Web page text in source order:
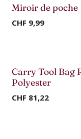
Nouveau !
Miroir de poche
CHF 9,99
Nouveau !
Carry Tool Bag
Polyester
CHF 81,22